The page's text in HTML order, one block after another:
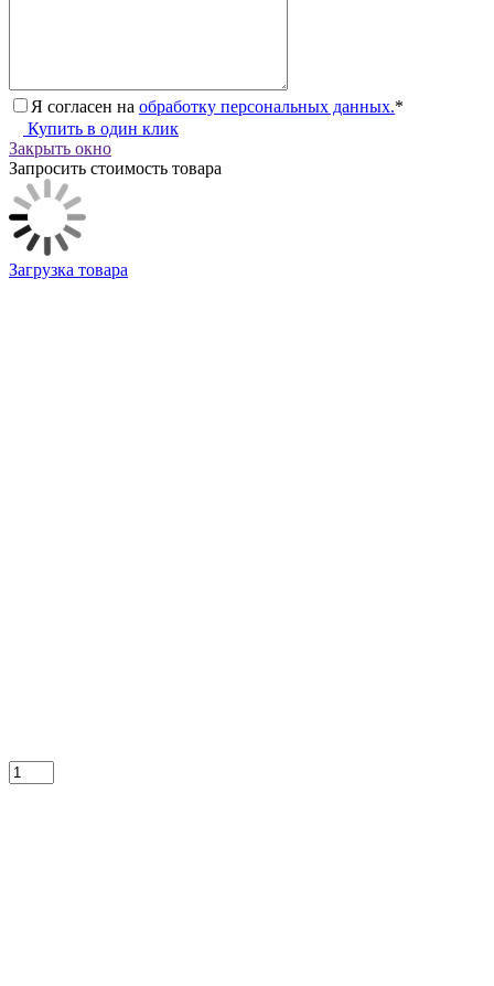
Я согласен на обработку персональных данных.*
Купить в один клик
Закрыть окно
Запросить стоимость товара
Загрузка товара